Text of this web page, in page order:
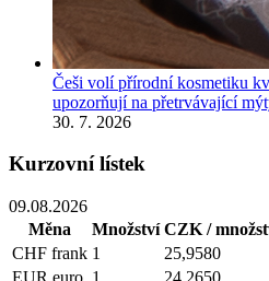
Češi volí přírodní kosmetiku
upozorňují na přetrvávající
30. 7. 2026
Kurzovní lístek
09.08.2026
Měna
Množství CZK /
CHF frank 1 25,9580
EUR euro 1 24,2650